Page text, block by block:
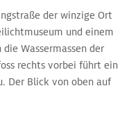
der winzige Ort
und einem
Wassermassen der
rechts vorbei führt ein
Der Blick von oben auf